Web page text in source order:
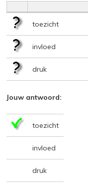
toezicht
invloed
druk
Jouw antwoord:
toezicht
invloed
druk